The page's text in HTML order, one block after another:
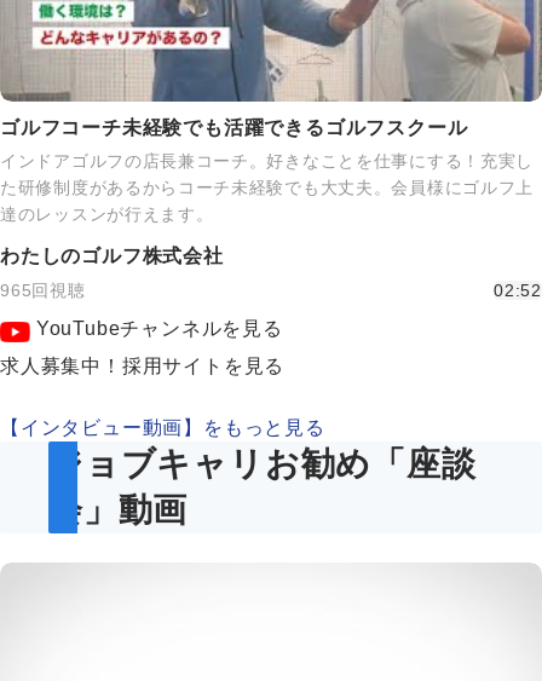
ゴルフコーチ未経験でも活躍できるゴルフスクール
インドアゴルフの店長兼コーチ。好きなことを仕事にする！充実し
た研修制度があるからコーチ未経験でも大丈夫。会員様にゴルフ上
達のレッスンが行えます。
わたしのゴルフ株式会社
965回視聴 02:52
YouTubeチャンネルを見る
求人募集中！採用サイトを見る
【インタビュー動画】をもっと見る
ジョブキャリお勧め「座談
会」動画